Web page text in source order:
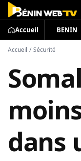
Accueil BENIN
Accueil / Sécurité
dans